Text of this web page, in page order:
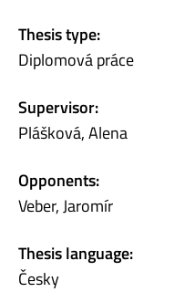
Thesis type:
Diplomová práce
Supervisor:
Plášková, Alena
Opponents:
Veber, Jaromír
Thesis language:
Česky